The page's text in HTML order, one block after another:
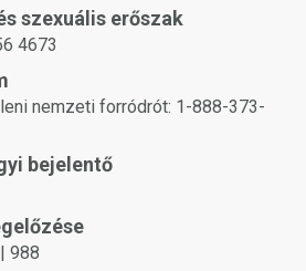
érzi magát, vagy ha
hatása miatt nem tudja
szexuális erőszak
4673
nemzeti forródrót: 1-888-373-
bejelentő
988